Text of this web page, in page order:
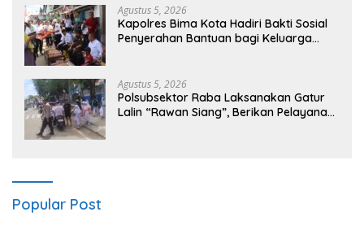
Agustus 5, 2026
Kapolres Bima Kota Hadiri Bakti Sosial
Penyerahan Bantuan bagi Keluarga
Agustus 5, 2026
Polsubsektor Raba Laksanakan Gatur
Lalin “Rawan Siang”, Berikan Pelayanan
Popular Post